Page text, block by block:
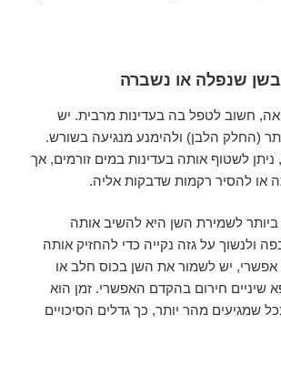
בשן שנפלה או נשברה
חשוב לטפל בה בעדינות מרבית. יש
(החלק הלבן) ולהימנע מנגיעה בשורש.
לשטוף אותה בעדינות במים זורמים, אך
או להסיר רקמות שדבקות אליה.
לשמירת השן היא להשיב אותה
ולנשוך על גזה נקייה כדי להחזיק אותה
יש לשמור את השן בכוס חלב או
שיניים חירום בהקדם האפשרי. זמן הוא
שמגיעים מהר יותר, כך גדלים הסיכויים